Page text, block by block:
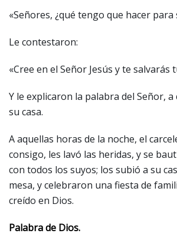
«Señores, ¿qué tengo que hacer para
Le contestaron:
«Cree en el Señor Jesús y te salvarás
Y le explicaron la palabra del Señor, a
su casa.
A aquellas horas de la noche, el
consigo, les lavó las heridas, y se
con todos los suyos; los subió a su
mesa, y celebraron una fiesta de
creído en Dios.
Palabra de Dios.